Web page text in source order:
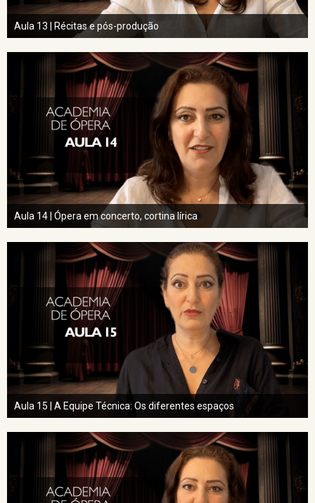
Aula 13 | Récitas e pós-produção
Aula 14 | Ópera em concerto, cortina lírica
Aula 15 | A Equipe Técnica: Os diferentes espaços